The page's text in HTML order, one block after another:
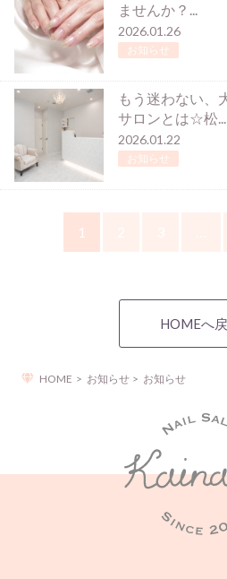
ませんか？...
2026.01.26
お知らせ
もう迷わない、
サロンとは☆松...
2026.01.22
お知らせ
1
HOMEへ
HOME お知らせ お知らせ